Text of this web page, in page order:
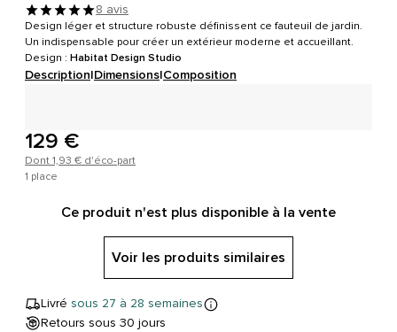
8 avis
Design léger et structure robuste définissent ce fauteuil de jardin.
Un indispensable pour créer un extérieur moderne et accueillant.
Design : Habitat Design Studio
Description|Dimensions|Composition
129 €
Dont 1,93 € d'éco-part
1 place
Ce produit n'est plus disponible à la vente
Voir les produits similaires
Livré sous 27 à 28 semaines
Retours sous 30 jours